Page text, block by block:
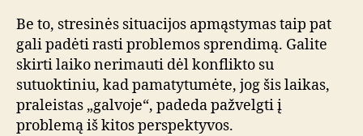
Be to, stresinės situacijos apmąstymas taip pat
gali padėti rasti problemos sprendimą. Galite
skirti laiko nerimauti dėl konflikto su
sutuoktiniu, kad pamatytumėte, jog šis laikas,
praleistas „galvoje“, padeda pažvelgti į
problemą iš kitos perspektyvos.